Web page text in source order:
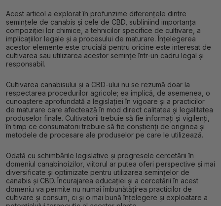
Acest articol a explorat în profunzime diferențele dintre
semințele de canabis și cele de CBD, subliniind importanța
compoziției lor chimice, a tehnicilor specifice de cultivare, a
implicațiilor legale și a procesului de maturare. Înțelegerea
acestor elemente este crucială pentru oricine este interesat de
cultivarea sau utilizarea acestor semințe într-un cadru legal și
responsabil.
Cultivarea canabisului și a CBD-ului nu se rezumă doar la
respectarea procedurilor agricole; ea implică, de asemenea, o
cunoaștere aprofundată a legislației în vigoare și a practicilor
de maturare care afectează în mod direct calitatea și legalitatea
produselor finale. Cultivatorii trebuie să fie informați și vigilenți,
în timp ce consumatorii trebuie să fie conștienți de originea și
metodele de procesare ale produselor pe care le utilizează.
Odată cu schimbările legislative și progresele cercetării în
domeniul canabinoizilor, viitorul ar putea oferi perspective și mai
diversificate și optimizate pentru utilizarea semințelor de
canabis și CBD. Încurajarea educației și a cercetării în acest
domeniu va permite nu numai îmbunătățirea practicilor de
cultivare și consum, ci și o mai bună înțelegere și exploatare a